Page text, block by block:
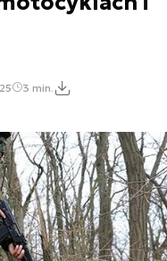
3 min.